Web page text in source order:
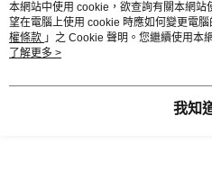
本網站中使用 cookie，欲查詢有關本網
望在電腦上使用 cookie 時應如何變更電
權條款 」之 Cookie 聲明。您繼續使用本
用條款之 Cookie 聲明使用 cookie。
了解更多 >
我知